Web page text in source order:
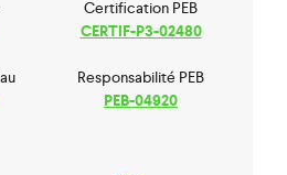
Certification PEB
CERTIF-P3-02480
Responsabilité PEB
PEB-04920